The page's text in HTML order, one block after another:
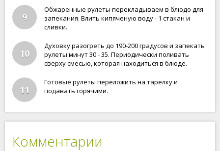
9
Обжаренные рулеты перекладываем в блюдо для
запекания. Влить кипяченую воду - 1 стакан и
сливки.
10
Духовку разогреть до 190-200 градусов и запекать
рулеты минут 30 - 35. Периодически поливать
сверху смесью, которая находиться в блюде.
11
Готовые рулеты переложить на тарелку и
подавать горячими.
Комментарии